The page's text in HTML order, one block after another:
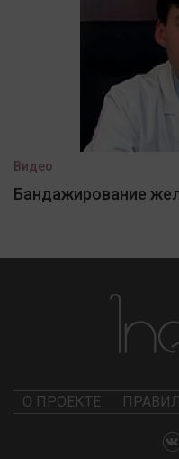
Видео
Бандажирование
О ПРОЕКТЕ